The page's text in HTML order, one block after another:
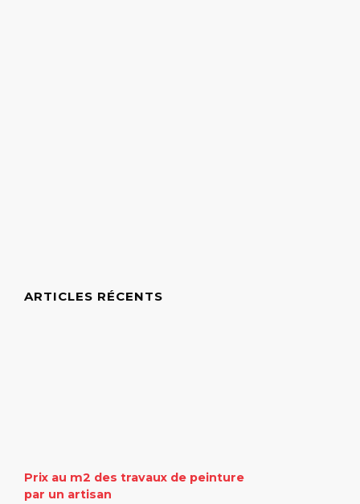
ARTICLES RÉCENTS
Prix au m2 des travaux de peinture
par un artisan